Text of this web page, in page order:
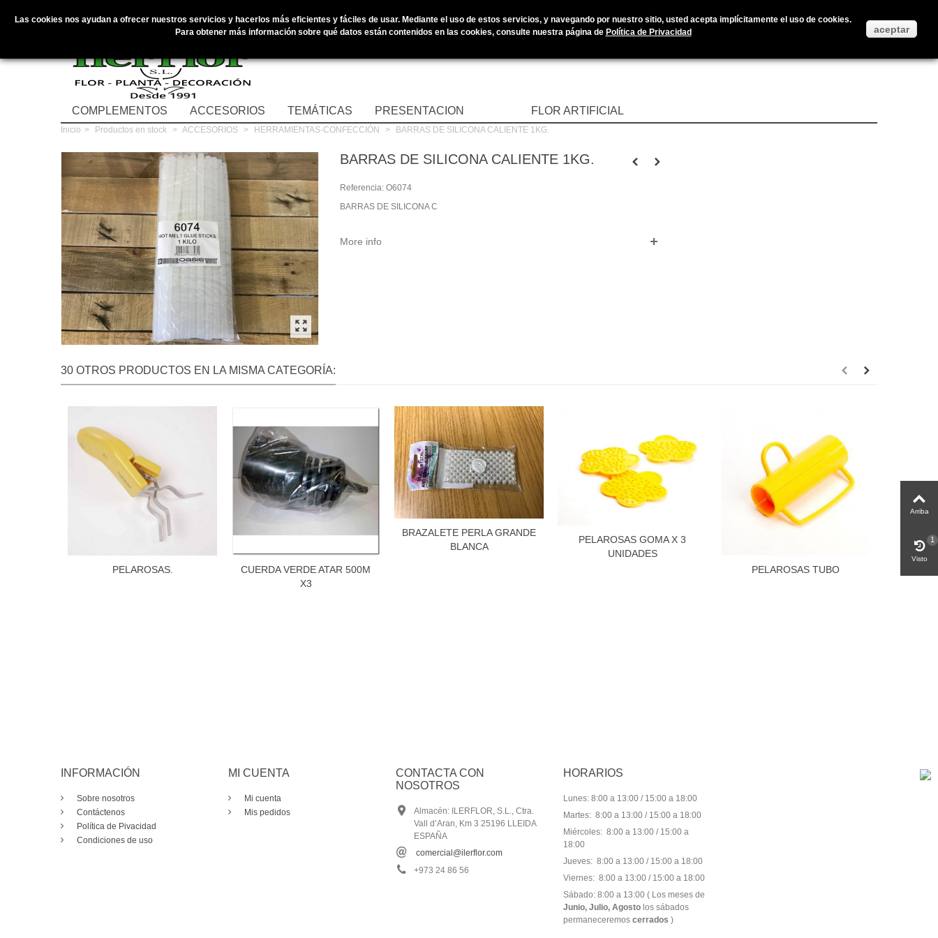
COMPLEMENTOS ACCESORIOS TEMÁTICAS PRESENTACION FLOR ARTIFICIAL
Inicio > Productos en stock > ACCESORIOS > HERRAMIENTAS-CONFECCIÓN > BARRAS DE SILICONA CALIENTE 1KG.
BARRAS DE SILICONA CALIENTE 1KG.
Referencia: O6074
BARRAS DE SILICONA C
More info
30 OTROS PRODUCTOS EN LA MISMA CATEGORÍA:
PELAROSAS.
CUERDA VERDE ATAR 500M
X3
BRAZALETE PERLA GRANDE
BLANCA
PELAROSAS GOMA X 3
UNIDADES
PELAROSAS TUBO
Las cookies nos ayudan a ofrecer nuestros servicios y hacerlos más eficientes y fáciles de usar. Mediante el uso de estos servicios, y navegando por nuestro sitio, usted acepta implícitamente el uso de cookies.
Para obtener más información sobre qué datos están contenidos en las cookies, consulte nuestra página de Política de Privacidad aceptar
INFORMACIÓN
Sobre nosotros
Contáctenos
Política de Pivacidad
Condiciones de uso
MI CUENTA
Mi cuenta
Mis pedidos
CONTACTA CON
NOSOTROS
Almacén: ILERFLOR, S.L., Ctra.
Vall d’Aran, Km 3 25196 LLEIDA
ESPAÑA
comercial@ilerflor.com
+973 24 86 56
HORARIOS
Lunes: 8:00 a 13:00 / 15:00 a 18:00
Martes: 8:00 a 13:00 / 15:00 a 18:00
Miércoles: 8:00 a 13:00 / 15:00 a
18:00
Jueves: 8:00 a 13:00 / 15:00 a 18:00
Viernes: 8:00 a 13:00 / 15:00 a 18:00
Sábado: 8:00 a 13:00 ( Los meses de
Junio, Julio, Agosto los sábados
permaneceremos cerrados )
Arriba
Visto
1